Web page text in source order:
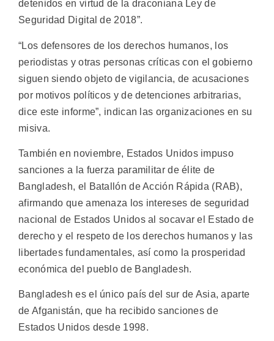
detenidos en virtud de la draconiana Ley de
Seguridad Digital de 2018”.
“Los defensores de los derechos humanos, los
periodistas y otras personas críticas con el gobierno
siguen siendo objeto de vigilancia, de acusaciones
por motivos políticos y de detenciones arbitrarias,
dice este informe”, indican las organizaciones en su
misiva.
También en noviembre, Estados Unidos impuso
sanciones a la fuerza paramilitar de élite de
Bangladesh, el Batallón de Acción Rápida (RAB),
afirmando que amenaza los intereses de seguridad
nacional de Estados Unidos al socavar el Estado de
derecho y el respeto de los derechos humanos y las
libertades fundamentales, así como la prosperidad
económica del pueblo de Bangladesh.
Bangladesh es el único país del sur de Asia, aparte
de Afganistán, que ha recibido sanciones de
Estados Unidos desde 1998.